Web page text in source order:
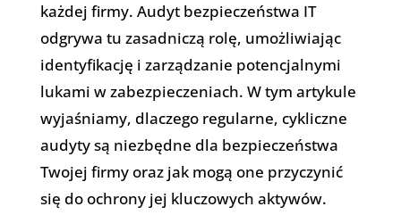
każdej firmy. Audyt bezpieczeństwa IT
odgrywa tu zasadniczą rolę, umożliwiając
identyfikację i zarządzanie potencjalnymi
lukami w zabezpieczeniach. W tym artykule
wyjaśniamy, dlaczego regularne, cykliczne
audyty są niezbędne dla bezpieczeństwa
Twojej firmy oraz jak mogą one przyczynić
się do ochrony jej kluczowych aktywów.